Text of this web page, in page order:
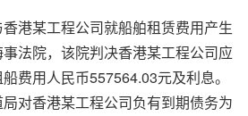
某工程公司就船舶租赁费用产生
法院，该院判决香港某工程公司应
费用人民币557564.03元及利息。
对香港某工程公司负有到期债务为